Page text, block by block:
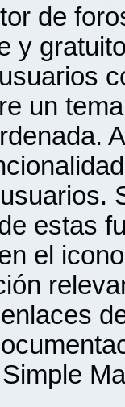
de
y
un
estas
el